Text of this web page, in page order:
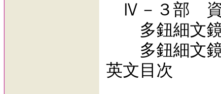
Ⅳ－３部 資
多鈕細文鏡
多鈕細文鏡
英文目次